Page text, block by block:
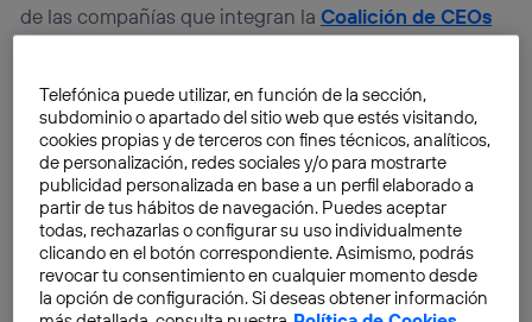
de las compañías que integran laCoalición de CEOs
vicepresidenta de la Comisión Europea,Neelie Kroes
El objetivo de la reunión fue el de conseguirfeedback
sobre cómo están afrontando estas compañías los
compromisos establecidos por los cinco grupos que
conforman la Coalición de CEOs.
Desde que la Coalición CEO fuera creada a finales de
2011, las empresas implicadas han trabajado muy duro
Telefónica puede utilizar, en función de la sección,
subdominio o apartado del sitio web que estés visitando,
cookies propias y de terceros con fines técnicos, analíticos,
de personalización, redes sociales y/o para mostrarte
publicidad personalizada en base a un perfil elaborado a
partir de tus hábitos de navegación. Puedes aceptar
todas, rechazarlas o configurar su uso individualmente
clicando en el botón correspondiente. Asimismo, podrás
revocar tu consentimiento en cualquier momento desde
la opción de configuración. Si deseas obtener información